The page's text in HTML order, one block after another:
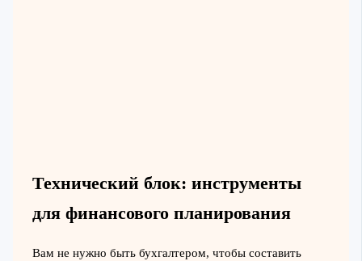
Технический блок: инструменты
для финансового планирования
Вам не нужно быть бухгалтером, чтобы составить